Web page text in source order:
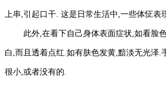
上串,引起口干. 这是日常生活中,一些体怔表
此外,在看下自己身体表面症状,如看脸色
白,而且透着点红.如有肤色发黄,黯淡无光泽.
很小,或者没有的.